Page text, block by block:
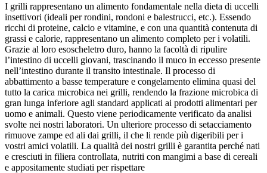
I grilli rappresentano un alimento fondamentale nella dieta di uccelli
insettivori (ideali per rondini, rondoni e balestrucci, etc.). Essendo
ricchi di proteine, calcio e vitamine, e con una quantità contenuta di
grassi e calorie, rappresentano un alimento completo per i volatili.
Grazie al loro esoscheletro duro, hanno la facoltà di ripulire
l’intestino di uccelli giovani, trascinando il muco in eccesso presente
nell’intestino durante il transito intestinale. Il processo di
abbattimento a basse temperature e congelamento elimina quasi del
tutto la carica microbica nei grilli, rendendo la frazione microbica di
gran lunga inferiore agli standard applicati ai prodotti alimentari per
uomo e animali. Questo viene periodicamente verificato da analisi
svolte nei nostri laboratori. Un ulteriore processo di setacciamento
rimuove zampe ed ali dai grilli, il che li rende più digeribili per i
vostri amici volatili. La qualità dei nostri grilli è garantita perché nati
e cresciuti in filiera controllata, nutriti con mangimi a base di cereali
e appositamente studiati per rispettare